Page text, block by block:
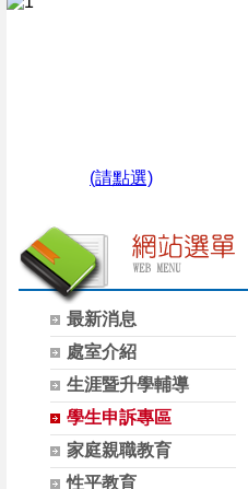
(請點選)
最新消息
處室介紹
生涯暨升學輔導
學生申訴專區
家庭親職教育
性平教育